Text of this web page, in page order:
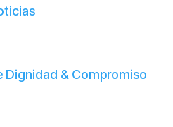
Dignidad & Compromiso